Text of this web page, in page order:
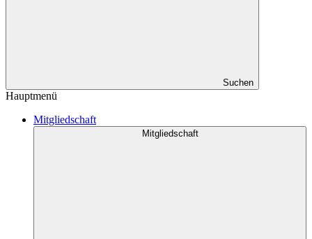
Suchen
Hauptmenü
Mitgliedschaft
Mitgliedschaft